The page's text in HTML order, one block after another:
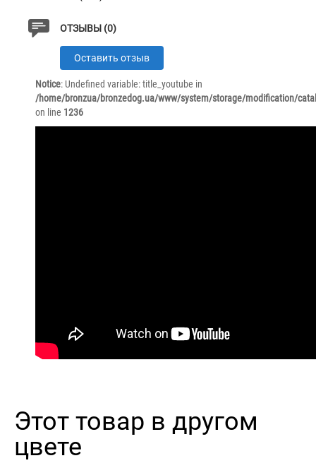
ОТЗЫВЫ (0)
Оставить отзыв
Notice: Undefined variable: title_youtube in
/home/bronzua/bronzedog.ua/www/system/storage/modification/
on line 1236
Этот товар в другом
цвете